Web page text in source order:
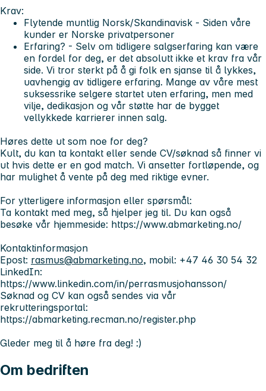
Krav:
Flytende muntlig Norsk/Skandinavisk - Siden våre
kunder er Norske privatpersoner
Erfaring? - Selv om tidligere salgserfaring kan være
en fordel for deg, er det absolutt ikke et krav fra vår
side. Vi tror sterkt på å gi folk en sjanse til å lykkes,
uavhengig av tidligere erfaring. Mange av våre mest
suksessrike selgere startet uten erfaring, men med
vilje, dedikasjon og vår støtte har de bygget
vellykkede karrierer innen salg.
Høres dette ut som noe for deg?
Kult, du kan ta kontakt eller sende CV/søknad så finner vi
ut hvis dette er en god match. Vi ansetter fortløpende, og
har mulighet å vente på deg med riktige evner.
For ytterligere informasjon eller spørsmål:
Ta kontakt med meg, så hjelper jeg til. Du kan også
besøke vår hjemmeside: https://www.abmarketing.no/
Kontaktinformasjon
Epost: rasmus@abmarketing.no, mobil: +47 46 30 54 32
LinkedIn:
https://www.linkedin.com/in/perrasmusjohansson/
Søknad og CV kan også sendes via vår
rekrutteringsportal:
https://abmarketing.recman.no/register.php
Gleder meg til å høre fra deg! :)
Om bedriften